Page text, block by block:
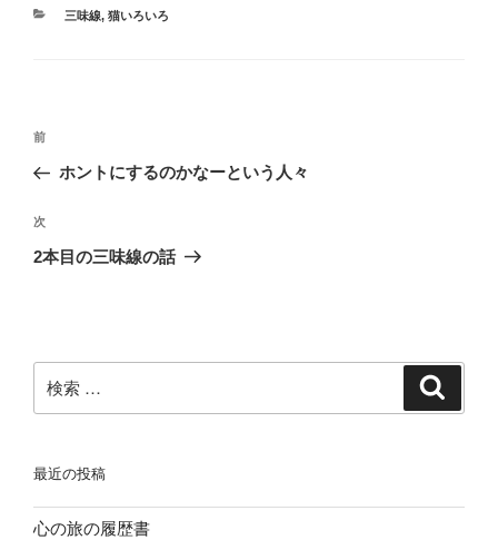
カ
三味線, 猫いろいろ
投
ナ
ビ
ゲ
ン
過
去
投
前
ホントにするのかなーという人々
次
の
次
2本目の三味線の話
索:
最近の投稿
心の旅の履歴書